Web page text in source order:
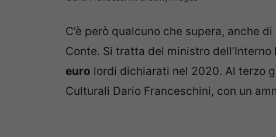
C’è però qualcuno che supera, anche
Conte. Si tratta del ministro dell’Interno
euro lordi dichiarati nel 2020. Al terzo
Culturali Dario Franceschini, con un